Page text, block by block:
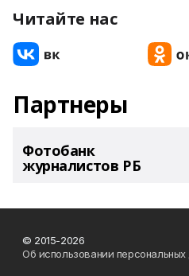
Читайте нас
Партнеры
Фотобанк
журналистов РБ
© 2015-2026
Об использовании персональных